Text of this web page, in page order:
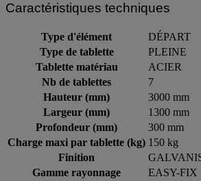
Caractéristiques techniques
Type d'élément
DÉPART
Type de tablette
PLEINE
Tablette matériau
ACIER
Nb de tablettes
7
Hauteur (mm)
3000 mm
Largeur (mm)
1300 mm
Profondeur (mm)
300 mm
Charge maxi par tablette (kg) 150 kg
Finition
Gamme rayonnage
EASY-FIX